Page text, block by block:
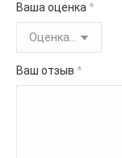
Ваша оценка *
Ваш отзыв *